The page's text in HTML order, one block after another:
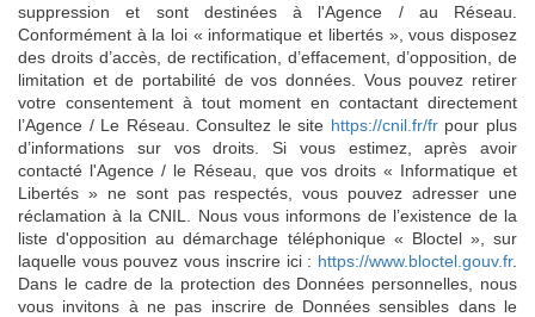
suppression et sont destinées à l'Agence / au Réseau.
Conformément à la loi « informatique et libertés », vous disposez
des droits d’accès, de rectification, d’effacement, d’opposition, de
limitation et de portabilité de vos données. Vous pouvez retirer
votre consentement à tout moment en contactant directement
l’Agence / Le Réseau. Consultez le site https://cnil.fr/frpour plus
d’informations sur vos droits. Si vous estimez, après avoir
contacté l'Agence / le Réseau, que vos droits « Informatique et
Libertés » ne sont pas respectés, vous pouvez adresser une
réclamation à la CNIL. Nous vous informons de l’existence de la
liste d'opposition au démarchage téléphonique « Bloctel », sur
laquelle vous pouvez vous inscrire ici : https://www.bloctel.gouv.fr.
Dans le cadre de la protection des Données personnelles, nous
vous invitons à ne pas inscrire de Données sensibles dans le